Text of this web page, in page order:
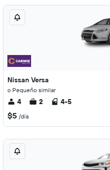
Nissan Versa
o Pequeño similar
4 2 4-5
$5 /día